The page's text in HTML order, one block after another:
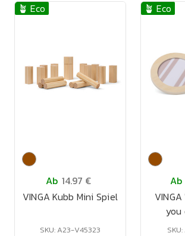
🪴 Eco
Ab 14.97 €
VINGA Kubb Mini Spiel
SKU: A23-V45323
🪴 Eco
Ab
you